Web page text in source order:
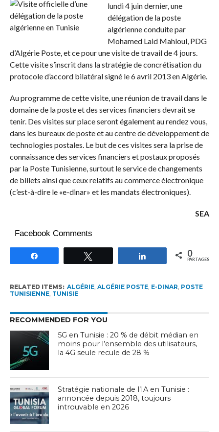
lundi 4 juin dernier, une
délégation de la poste
algérienne conduite par
Mohamed Laid Mahloul, PDG
d’Algérie Poste, et ce pour une visite de travail de 4 jours.
Cette visite s’inscrit dans la stratégie de concrétisation du
protocole d’accord bilatéral signé le 6 avril 2013 en Algérie.
Au programme de cette visite, une réunion de travail dans le
domaine de la poste et des services financiers devrait se
tenir. Des visites sur place seront également au rendez vous,
dans les bureaux de poste et au centre de développement de
technologies postales. Le but de ces visites sera la prise de
connaissance des services financiers et postaux proposés
par la Poste Tunisienne, surtout le service de changements
de billets ainsi que ceux relatifs au commerce électronique
(c’est-à-dire le «e-dinar» et les mandats électroniques).
SEA
Facebook Comments
Partagez 0
PARTAGES
RELATED ITEMS: ALGÉRIE, ALGÉRIE POSTE, E-DINAR POSTE
TUNISIENNE, TUNISIE
RECOMMENDED FOR YOU
5G en Tunisie : 20 % de débit médian en
moins pour l’ensemble des utilisateurs,
la 4G seule recule de 28 %
Stratégie nationale de l’IA en Tunisie :
annoncée depuis 2018, toujours
introuvable en 2026